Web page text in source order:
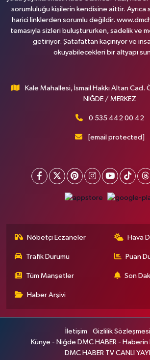
sorumluluğu kişilerin kendisine aittir. Ayrıca
harici linklerden sorumlu değildir.
temasıyla sizleri buluştururken, sadelik ve
getiriyor. Şatafattan kaçınıyor ve
okuyabilecekleri bir altyapı
Kale Mahallesi, İsmail Hakkı Altan Cad.
NİĞDE / MERKEZ
0 535 442 00 42
[email protected]
Nöbetçi Eczaneler Hava
Trafik Durumu Puan
Tüm Manşetler Son
Haber Arşivi
İletişim
Gizlilik Sözleşmesi
Künye - Niğde DMC HABER - Haberin
DMC HABER TV CANLI